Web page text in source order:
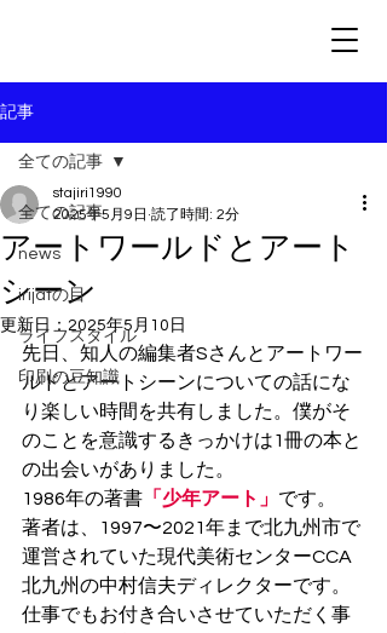
記事
全ての記事
news
irijatの目
ライフスタイル
印刷の豆知識
全ての記事
アートワールドとアート
シーン
stajiri1990
2025年5月9日 読了時間: 2分
更新日：2025年5月10日
先日、知人の編集者Sさんとアートワー
ルドとアートシーンについての話にな
り楽しい時間を共有しました。僕がそ
のことを意識するきっかけは1冊の本と
の出会いがありました。
1986年の著書 「少年アート」 です。
著者は、1997〜2021年まで北九州市で
運営されていた現代美術センターCCA
北九州の中村信夫ディレクターです。
仕事でもお付き合いさせていただく事